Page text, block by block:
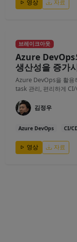
영상 자료
브레이크아웃
Azure DevOps
생산성을 증가
Azure DevOps을 활용
task 관리, 편리하게
김정우
Azure DevOps CI/
영상 자료